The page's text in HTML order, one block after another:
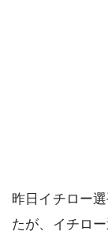
昨日イチロー
たが、イチロ